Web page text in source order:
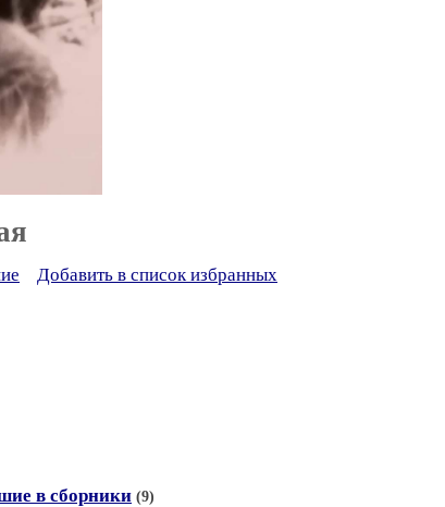
Добавить в список избранных
в сборники (9)